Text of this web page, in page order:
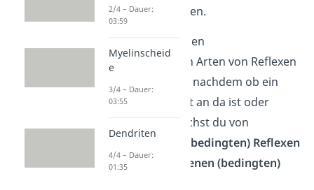
also sein Überleben.
Du kannst zwischen
unterschiedlichen Arten von Reflexen
unterscheiden. Je nachdem ob ein
Reflex von Geburt an da ist oder
erlernt wird, sprichst du von
angeborenen (unbedingten) Reflexen
oder vonerworbenen (bedingten)
2/4 – Dauer:
03:59
Myelinscheid
e
3/4 – Dauer:
03:55
Dendriten
4/4 – Dauer:
01:35